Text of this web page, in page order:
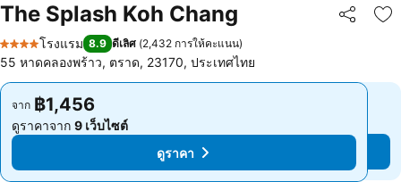
The Splash Koh Chang แชร์
เ
4 ดาว
โรงแรม 8.9 ดีเลิศ (2,432 การให้คะแนน)
55 หาดคลองพร้าว, ตราด, 23170, ประเทศไทย
จาก ฿1,456
ดูราคาจาก 9 เว็บไซต์
ดูราคา
จาก ฿1,456
ดูราคาจาก 9 เว็บไซต์
ดูราคา